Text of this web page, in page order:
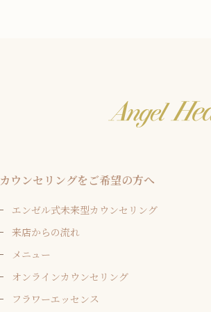
カウンセリングをご希望の方へ
エンゼル式未来型カウンセリング
来店からの流れ
メニュー
オンラインカウンセリング
フラワーエッセンス